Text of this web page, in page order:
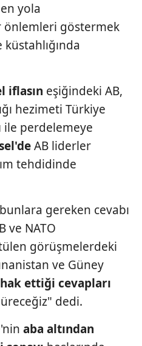
yola
önlemleri göstermek
iflasın eşiğindeki AB,
hezimeti Türkiye
ile perdelemeye
AB liderler
tehdidinde
bunlara gereken cevabı
ve NATO
görüşmelerdeki
ve Güney
hakettiği cevapları
dedi.
aba altından